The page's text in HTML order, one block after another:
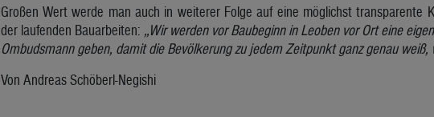
Großen Wert werde man auch in weiterer Folge auf eine möglichst transparente
der laufenden Bauarbeiten: „Wir werden vor Baubeginn in Leoben vor Ort eine
Ombudsmann geben, damit die Bevölkerung zu jedem Zeitpunkt ganz genau
Von Andreas Schöberl-Negishi